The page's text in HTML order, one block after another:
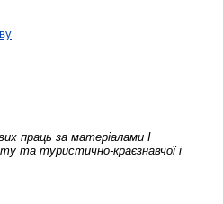
праць за матеріалами І
та туристично-краєзнавчої і